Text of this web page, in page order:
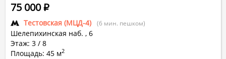
Тестовская (МЦД-4) (6 мин. пешком)
Шелепихинская наб. , 6
Этаж: 3 / 8
Площадь: 45 м2
75 000Р